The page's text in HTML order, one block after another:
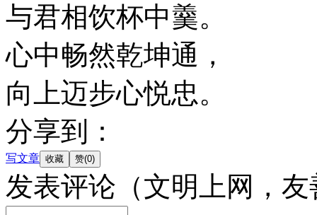
与君相饮杯中羹。
心中畅然乾坤通，
向上迈步心悦忠。
分享到：
写文章
发表评论 （文明上网，